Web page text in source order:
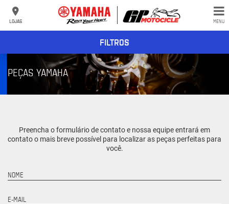
LOJAS MENU
FILTROS
PEÇAS YAMAHA
Preencha o formulário de contato e nossa equipe entrará em
contato o mais breve possível para localizar as peças perfeitas para
você.
NOME
E-MAIL